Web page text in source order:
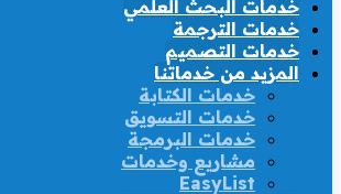
خدمات البحث العلمي
خدمات الترجمة
خدمات التصميم
المزيد من خدماتنا
خدمات الكتابة
خدمات التسويق
خدمات البرمجة
مشاريع وخدمات
EasyList